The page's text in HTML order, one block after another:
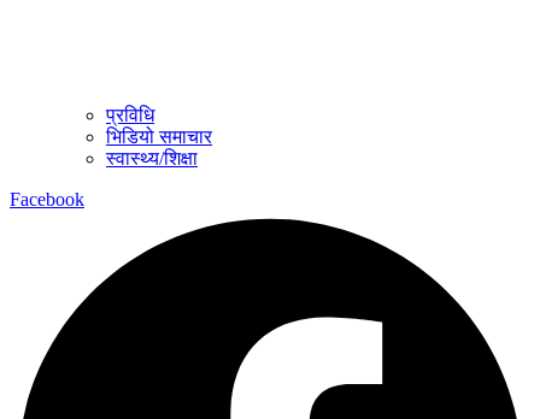
प्रविधि
भिडियो समाचार
स्वास्थ्य/शिक्षा
Facebook